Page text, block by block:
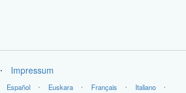
⋅ Impressum
Español ⋅ Euskara ⋅ Français ⋅ Italiano
⋅